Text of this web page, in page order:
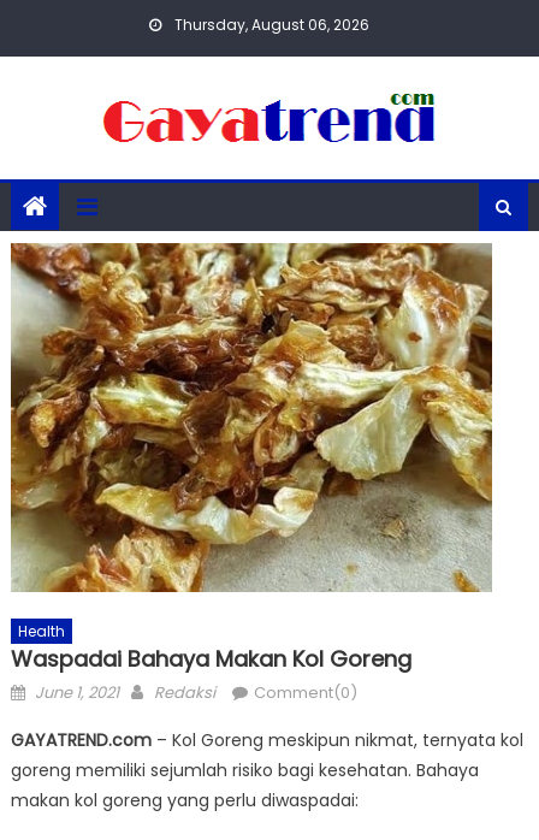
Thursday, August 06, 2026
Health
Waspadai Bahaya Makan Kol Goreng
Posted
June 1, 2021 Author
Redaksi Comment(0)
GAYATREND.com– Kol Goreng meskipun nikmat, ternyata kol
goreng memiliki sejumlah risiko bagi kesehatan. Bahaya
makan kol goreng yang perlu diwaspadai: